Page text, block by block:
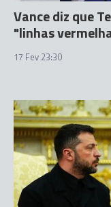
Vance diz que
"linhas
17 Fev 23:30